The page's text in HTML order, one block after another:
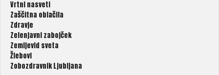
Vrtni nasveti
Zaščitna oblačila
Zdravje
Zelenjavni zabojček
Zemljevid sveta
Žlebovi
Zobozdravnik Ljubljana